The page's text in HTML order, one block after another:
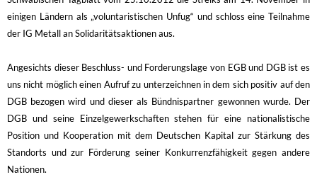
einigen Ländern als „voluntaristischen Unfug“ und schloss eine Teilnahme
der IG Metall an Solidaritätsaktionen aus.
Angesichts dieser Beschluss- und Forderungslage von EGB und DGB ist es
uns nicht möglich einen Aufruf zu unterzeichnen in dem sich positiv auf den
DGB bezogen wird und dieser als Bündnispartner gewonnen wurde. Der
DGB und seine Einzelgewerkschaften stehen für eine nationalistische
Position und Kooperation mit dem Deutschen Kapital zur Stärkung des
Standorts und zur Förderung seiner Konkurrenzfähigkeit gegen andere
Nationen.